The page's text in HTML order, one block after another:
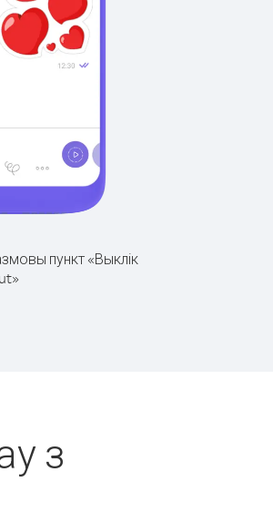
пункт «Выклік
з